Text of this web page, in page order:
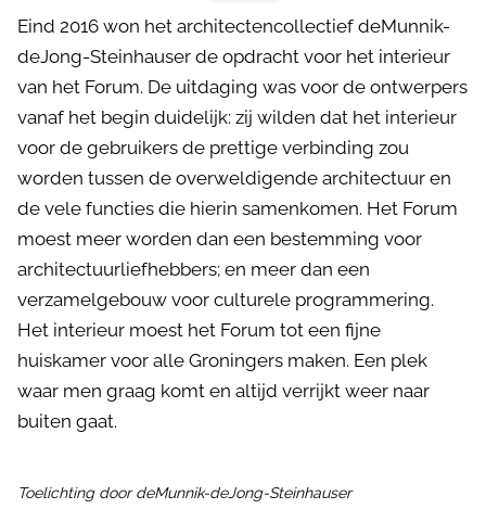
Eind 2016 won het architectencollectief deMunnik-
deJong-Steinhauser de opdracht voor het interieur
van het Forum. De uitdaging was voor de ontwerpers
vanaf het begin duidelijk: zij wilden dat het interieur
voor de gebruikers de prettige verbinding zou
worden tussen de overweldigende architectuur en
de vele functies die hierin samenkomen. Het Forum
moest meer worden dan een bestemming voor
architectuurliefhebbers; en meer dan een
verzamelgebouw voor culturele programmering.
Het interieur moest het Forum tot een fijne
huiskamer voor alle Groningers maken. Een plek
waar men graag komt en altijd verrijkt weer naar
buiten gaat.
Toelichting door deMunnik-deJong-Steinhauser